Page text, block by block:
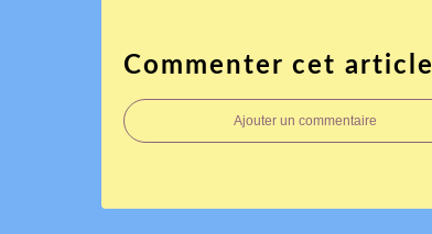
Commenter cet article
Ajouter un commentaire